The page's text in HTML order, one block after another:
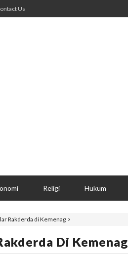
Us
Religi Hukum
Rakderda di Kemenag
Di Kemenag